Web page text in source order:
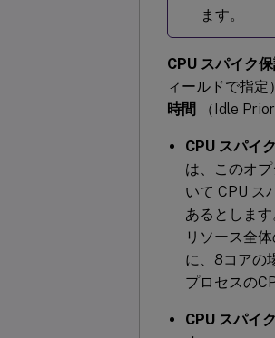
ます。
CPU スパイク
ィールドで指
時間
（Idle
CPU スパイ
は、このオ
いて CPU ス
あるとしま
リソース全
に、8コアの
プロセスの
CPU スパイ